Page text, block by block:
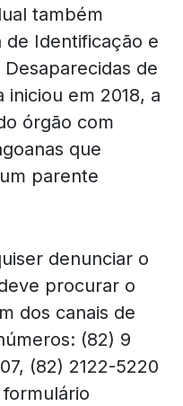
também
de Identificação e
de
iniciou em 2018, a
órgão com
que
parente
denunciar o
procurar o
dos canais de
(82) 9
(82) 2122-5220